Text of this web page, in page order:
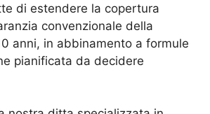
di estendere la copertura
convenzionale della
anni, in abbinamento a formule
pianificata da decidere